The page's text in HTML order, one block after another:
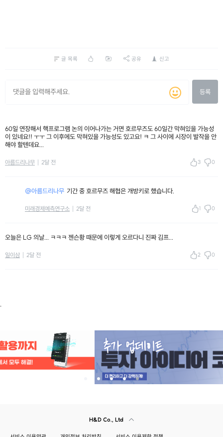
글 목록 공유 신고
등록
60일 연장해서 핵프로그램 논의 이어나가는 거면 호르무즈도 60일간 막혀있을 가능성
이 있네요!! ㅜㅜ 그 이후에도 막혀있을 가능성도 있고요! ㅋ 그 사이에 시장이 발작을 안
해야 할텐데요...
아름드리나무 2달 전 3 0
@아름드리나무 기간 중 호르무즈 해협은 개방키로 했습니다.
미래경제예측연구소 2달 전 1 0
오늘은 LG 의날... ㅋㅋㅋ 젠슨황 때문에 이렇게 오르다니 진짜 김프...
일이삼 2달 전 2 0
.
H&D Co., Ltd